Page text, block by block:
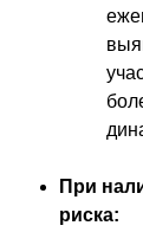
При
риска: